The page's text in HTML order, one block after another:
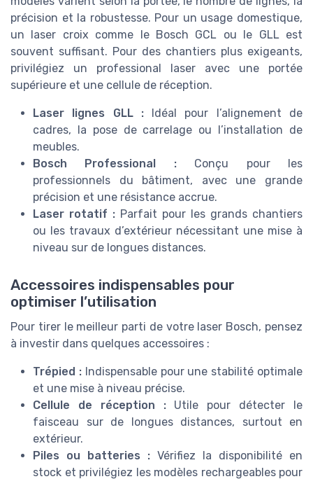
précision et la robustesse. Pour un usage domestique,
un laser croix comme le Bosch GCL ou le GLL est
souvent suffisant. Pour des chantiers plus exigeants,
privilégiez un professional laser avec une portée
supérieure et une cellule de réception.
Laser lignes GLL :Idéal pour l’alignement de
cadres, la pose de carrelage ou l’installation de
meubles.
Bosch Professional :Conçu pour les
professionnels du bâtiment, avec une grande
précision et une résistance accrue.
Laser rotatif : Parfait pour les grands chantiers
ou les travaux d’extérieur nécessitant une mise à
niveau sur de longues distances.
Accessoires indispensables pour
optimiser l’utilisation
Pour tirer le meilleur parti de votre laser Bosch, pensez
à investir dans quelques accessoires :
Trépied :Indispensable pour une stabilité optimale
et une mise à niveau précise.
Cellule de réception :Utile pour détecter le
faisceau sur de longues distances, surtout en
extérieur.
Piles ou batteries : Vérifiez la disponibilité en
stock et privilégiez les modèles rechargeables pour